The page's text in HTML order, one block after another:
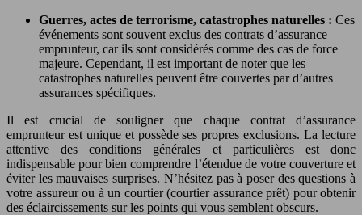
Guerres, actes de terrorisme, catastrophes naturelles : Ces
événements sont souvent exclus des contrats d’assurance
emprunteur, car ils sont considérés comme des cas de force
majeure. Cependant, il est important de noter que les
catastrophes naturelles peuvent être couvertes par d’autres
assurances spécifiques.
Il est crucial de souligner que chaque contrat d’assurance
emprunteur est unique et possède ses propres exclusions. La lecture
attentive des conditions générales et particulières est donc
indispensable pour bien comprendre l’étendue de votre couverture et
éviter les mauvaises surprises. N’hésitez pas à poser des questions à
votre assureur ou à un courtier (courtier assurance prêt) pour obtenir
des éclaircissements sur les points qui vous semblent obscurs.